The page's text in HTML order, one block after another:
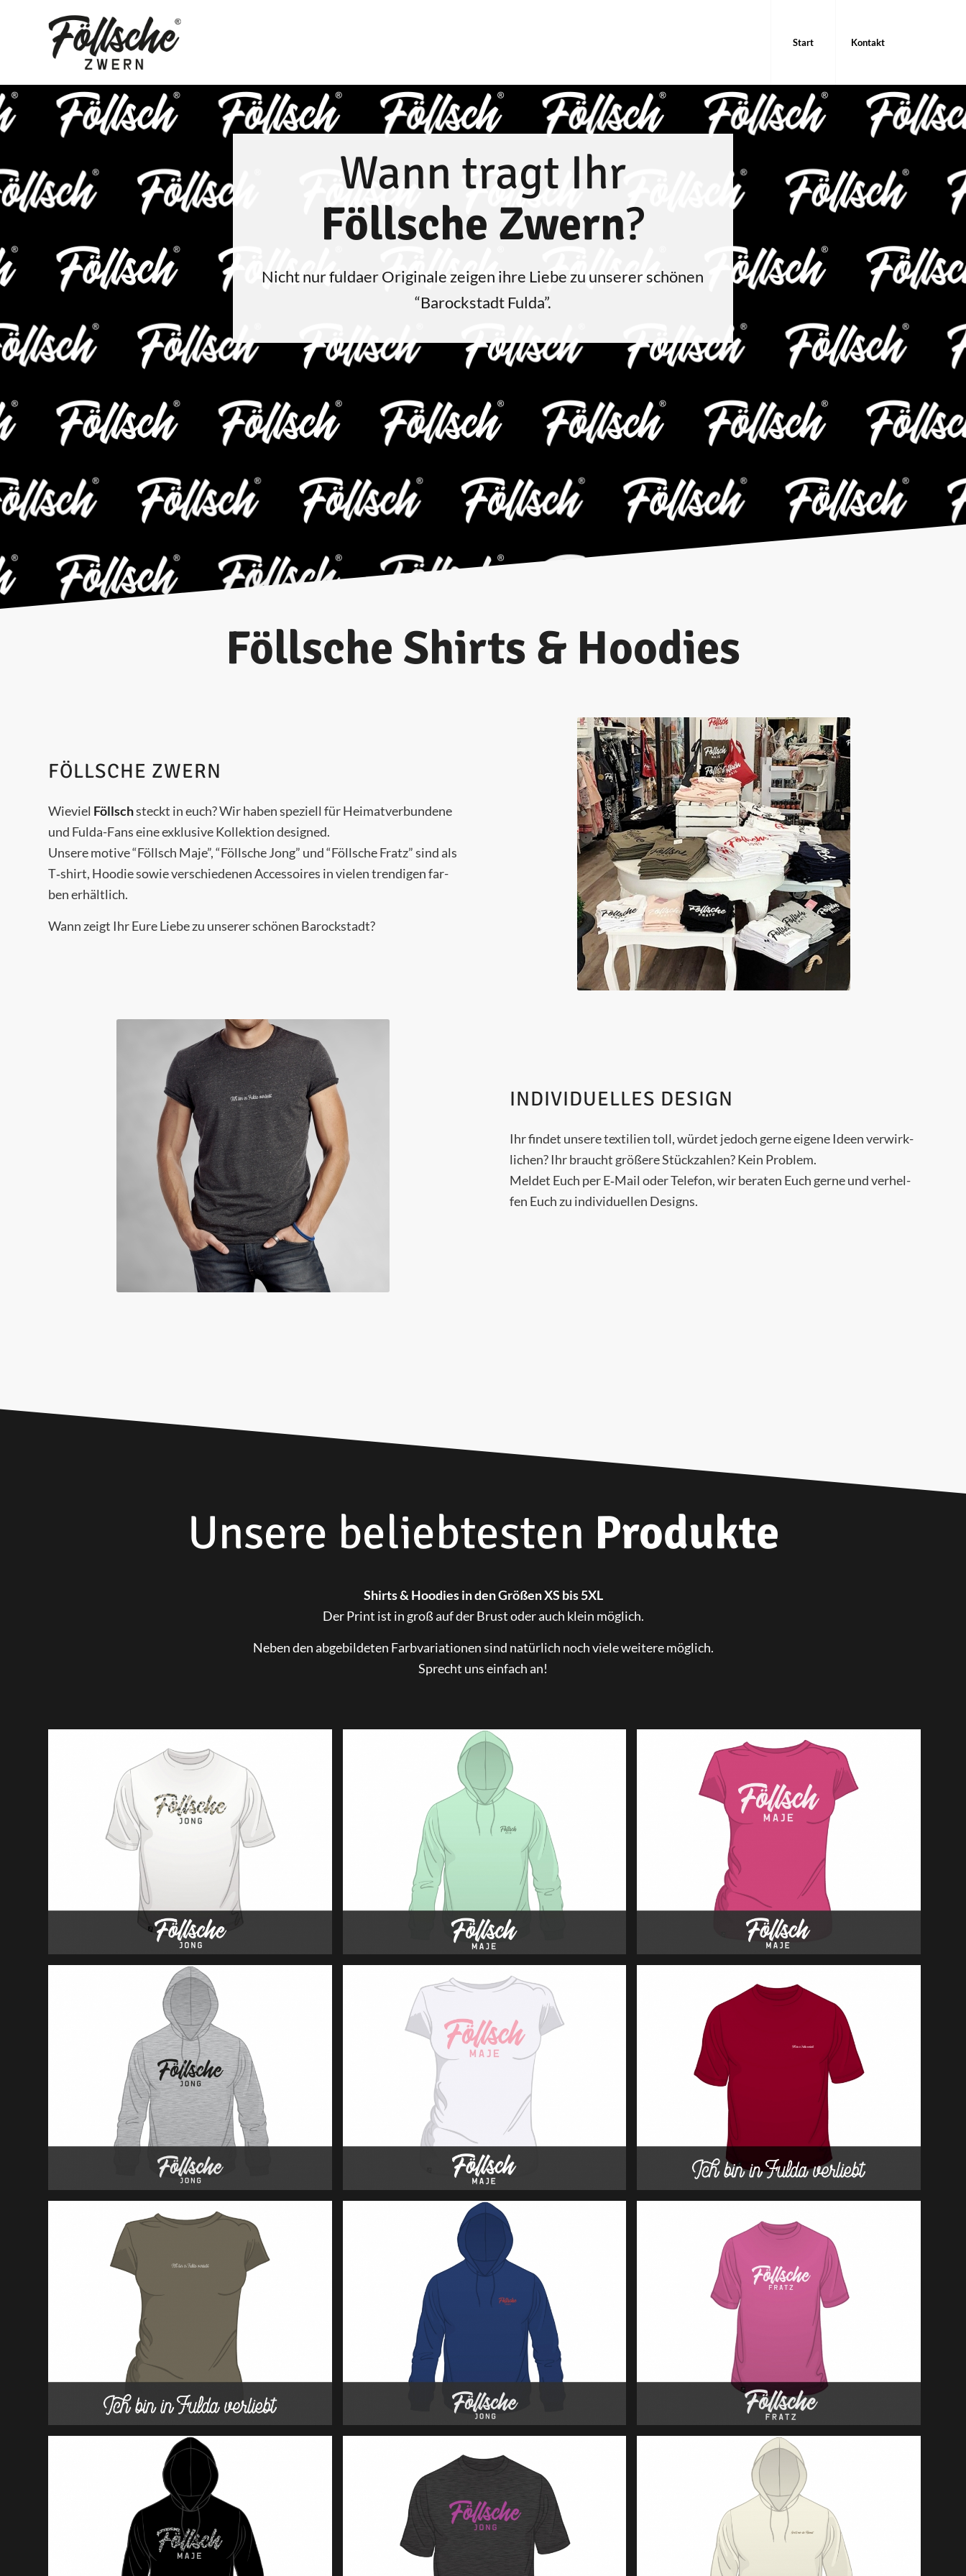
Start Kontakt
Wann tragt Ihr
Föllsche Zwern?
Nicht nur ful­da­er Ori­gi­na­le zei­gen ihre Lie­be zu unse­rer schö­nen
“Barock­stadt Fulda”.
Föllsche Shirts & Hoodies
FÖLLSCHE ZWERN
Wie­viel Föllschsteckt in euch? Wir haben spe­zi­ell für Hei­mat­ver­bun­de­ne
und Ful­da-Fans eine exklu­si­ve Kol­lek­ti­on designed.
Unse­re moti­ve “Föllsch Maje”, “Föll­sche Jong” und “Föll­sche Fratz” sind als
T‑shirt, Hoo­die sowie ver­schie­de­nen Acces­soires in vie­len tren­di­gen far­
ben erhältlich.
Wann zeigt Ihr Eure Lie­be zu unse­rer schö­nen Barockstadt?
INDIVIDUELLES DESIGN
Ihr fin­det unse­re tex­ti­li­en toll, wür­det jedoch ger­ne eige­ne Ideen ver­wirk­
li­chen? Ihr braucht grö­ße­re Stück­zah­len? Kein Problem.
Mel­det Euch per E‑Mail oder Tele­fon, wir bera­ten Euch ger­ne und ver­hel­
fen Euch zu indi­vi­du­el­len Designs.
Unsere beliebtesten Produkte
Shirts & Hoo­dies in den Grö­ßen XS bis 5XL
Der Print ist in groß auf der Brust oder auch klein möglich.
Neben den abge­bil­de­ten Farb­va­ria­tio­nen sind natür­lich noch vie­le wei­te­re möglich.
Sprecht uns ein­fach an!